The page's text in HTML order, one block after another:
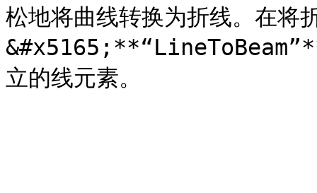
松地将曲线转换为折线。在将